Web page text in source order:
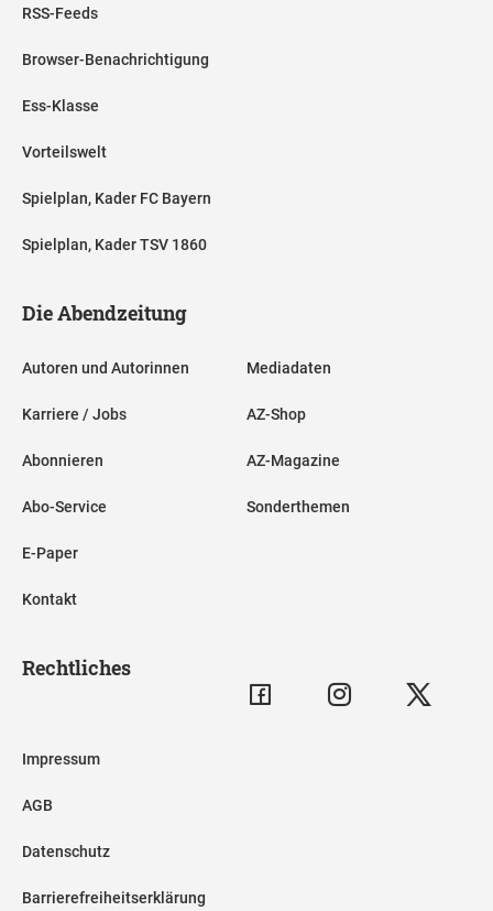
RSS-Feeds
Browser-Benachrichtigung
Ess-Klasse
Vorteilswelt
Spielplan, Kader FC Bayern
Spielplan, Kader TSV 1860
Die Abendzeitung
Autoren und Autorinnen
Karriere / Jobs
Abonnieren
Abo-Service
E-Paper
Kontakt
Mediadaten
AZ-Shop
AZ-Magazine
Sonderthemen
Rechtliches
Impressum
AGB
Datenschutz
Barrierefreiheitserklärung